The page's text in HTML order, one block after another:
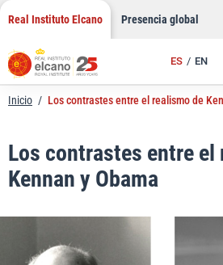
Saltar
contenido
Real Instituto Elcano Presencia global
ES EN
Inicio / Los contrastes entre el realismo de
Los contrastes entre el
Kennan y Obama